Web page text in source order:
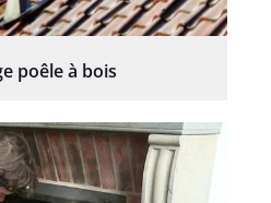
poêle à bois